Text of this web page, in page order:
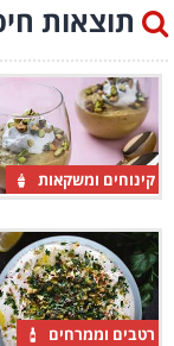
תוצאות
קינוחים ומשקאות
רטבים וממרחים